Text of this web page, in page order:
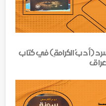
(أدبُ الكرامةِ) في كتاب